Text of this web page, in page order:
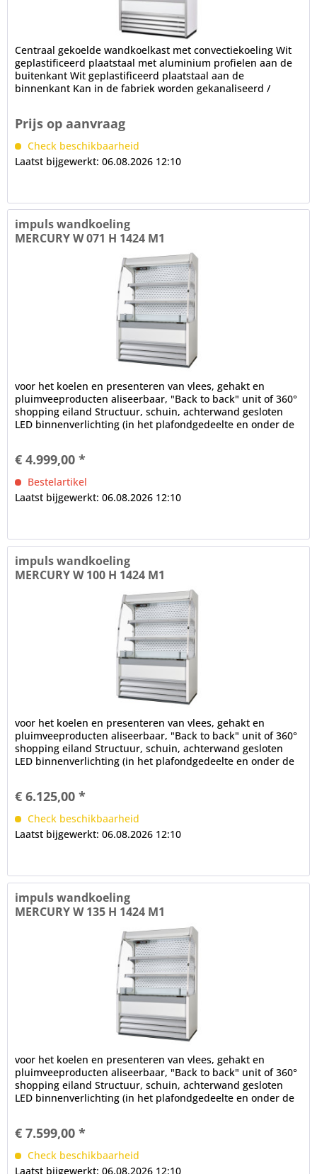
Centraal gekoelde wandkoelkast met convectiekoeling Wit
geplastificeerd plaatstaal met aluminium profielen aan de
buitenkant Wit geplastificeerd plaatstaal aan de
binnenkant Kan in de fabriek worden gekanaliseerd /
Prijs op aanvraag
Check beschikbaarheid
Laatst bijgewerkt: 06.08.2026 12:10
impuls wandkoeling
MERCURY W 071 H 1424 M1
voor het koelen en presenteren van vlees, gehakt en
pluimveeproducten aliseerbaar, "Back to back" unit of 360°
shopping eiland Structuur, schuin, achterwand gesloten
LED binnenverlichting (in het plafondgedeelte en onder de
€ 4.999,00 *
Bestelartikel
Laatst bijgewerkt: 06.08.2026 12:10
impuls wandkoeling
MERCURY W 100 H 1424 M1
voor het koelen en presenteren van vlees, gehakt en
pluimveeproducten aliseerbaar, "Back to back" unit of 360°
shopping eiland Structuur, schuin, achterwand gesloten
LED binnenverlichting (in het plafondgedeelte en onder de
€ 6.125,00 *
Check beschikbaarheid
Laatst bijgewerkt: 06.08.2026 12:10
impuls wandkoeling
MERCURY W 135 H 1424 M1
voor het koelen en presenteren van vlees, gehakt en
pluimveeproducten aliseerbaar, "Back to back" unit of 360°
shopping eiland Structuur, schuin, achterwand gesloten
LED binnenverlichting (in het plafondgedeelte en onder de
€ 7.599,00 *
Check beschikbaarheid
Laatst bijgewerkt: 06.08.2026 12:10